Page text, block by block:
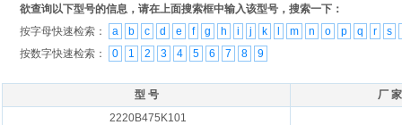
欲查询以下型号的信息，请在上面搜索框中输入该型号，搜索一下：
按字母快速检索：
a b c d e f g h i j k m n o p q r
s
按数字快速检索：
0 1 2 3 4 5 6 7 8 9
型 号
厂 家
2220B475K101